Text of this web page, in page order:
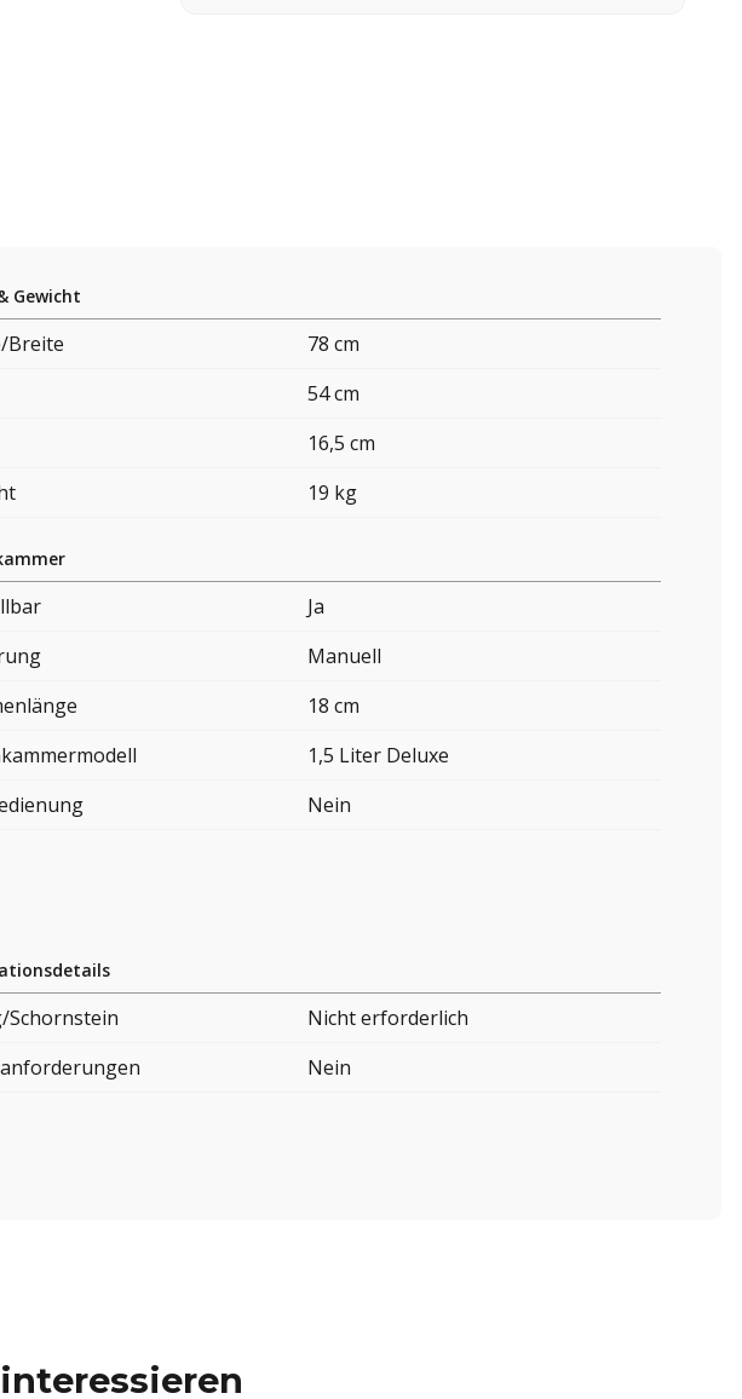
Gewicht
Breite
78 cm
54 cm
16,5 cm
19 kg
Ja
Manuell
18 cm
1,5 Liter Deluxe
Nein
Schornstein
Nicht erforderlich
Nein